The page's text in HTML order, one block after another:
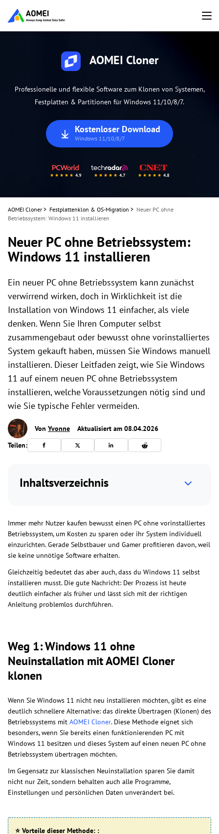
AOMEI Cloner
Professionelle und flexible Software zum Klonen von Systemen,
Festplatten & Partitionen für Windows 11/10/8/7.
Kostenloser Download
Windows 11/10/8/7
AOMEI Cloner > Festplattenklon & OS-Migration > Neuer PC ohne
Betriebssystem: Windows 11 installieren
Neuer PC ohne Betriebssystem:
Windows 11 installieren
Ein neuer PC ohne Betriebssystem kann zunächst
verwirrend wirken, doch in Wirklichkeit ist die
Installation von Windows 11 einfacher, als viele
denken. Wenn Sie Ihren Computer selbst
zusammengebaut oder bewusst ohne vorinstalliertes
System gekauft haben, müssen Sie Windows manuell
installieren. Dieser Leitfaden zeigt, wie Sie Windows
11 auf einem neuen PC ohne Betriebssystem
installieren, welche Voraussetzungen nötig sind und
wie Sie typische Fehler vermeiden.
Von Yvonne
Aktualisiert am 08.04.2026
Teilen:
Inhaltsverzeichnis
Immer mehr Nutzer kaufen bewusst einen PC ohne vorinstalliertes
Betriebssystem, um Kosten zu sparen oder ihr System individuell
einzurichten. Gerade Selbstbauer und Gamer profitieren davon, weil
sie keine unnötige Software erhalten.
Gleichzeitig bedeutet das aber auch, dass du Windows 11 selbst
installieren musst. Die gute Nachricht: Der Prozess ist heute
deutlich einfacher als früher und lässt sich mit der richtigen
Anleitung problemlos durchführen.
Weg 1: Windows 11 ohne
Neuinstallation mit AOMEI Cloner
klonen
Wenn Sie Windows 11 nicht neu installieren möchten, gibt es eine
deutlich schnellere Alternative: das direkte Übertragen (Klonen) des
Betriebssystems mit AOMEI Cloner. Diese Methode eignet sich
besonders, wenn Sie bereits einen funktionierenden PC mit
Windows 11 besitzen und dieses System auf einen neuen PC ohne
Betriebssystem übertragen möchten.
Im Gegensatz zur klassischen Neuinstallation sparen Sie damit
nicht nur Zeit, sondern behalten auch alle Programme,
Einstellungen und persönlichen Daten unverändert bei.
⭐ Vorteile dieser Methode: :